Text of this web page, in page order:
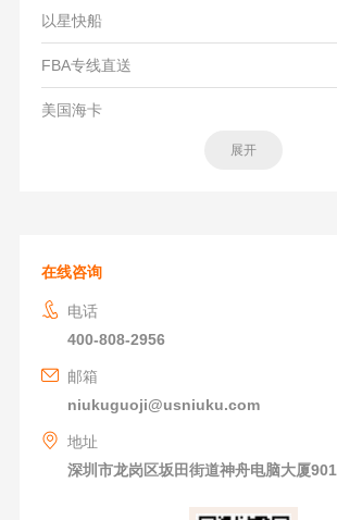
以星快船
FBA专线直送
美国海卡
展开
在线咨询
电话
400-808-2956
邮箱
niukuguoji@usniuku.com
地址
深圳市龙岗区坂田街道神舟电脑大厦901